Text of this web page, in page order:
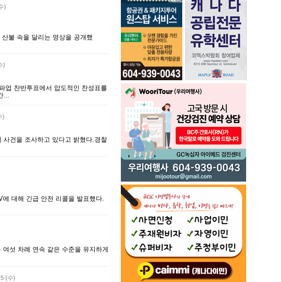
)
불 속을 달리는 영상을 공개했
)
업 찬반투표에서 압도적인 찬성표를
...
)
건을 조사하고 있다고 밝혔다.경찰
대해 긴급 안전 리콜을 발표했다.
섯 차례 연속 같은 수준을 유지하게
(수)